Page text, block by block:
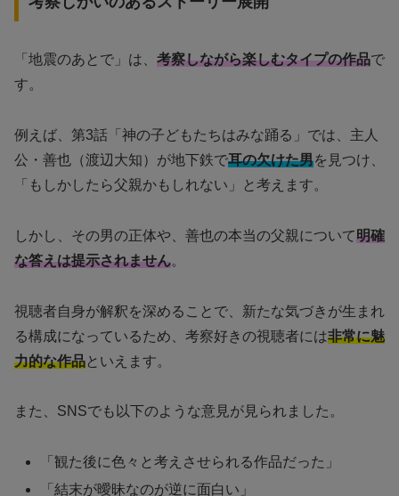
「地震のあとで」は、 考察しながら楽しむタイプの作品で
す。
例えば、第3話「神の子どもたちはみな踊る」では、主人
公・善也（渡辺大知）が地下鉄で耳の欠けた男を見つけ、
「もしかしたら父親かもしれない」と考えます。
しかし、その男の正体や、善也の本当の父親について明確
な答えは提示されません。
視聴者自身が解釈を深めることで、新たな気づきが生まれ
る構成になっているため、考察好きの視聴者には非常に魅
力的な作品といえます。
また、SNSでも以下のような意見が見られました。
「観た後に色々と考えさせられる作品だった」
「結末が曖昧なのが逆に面白い」